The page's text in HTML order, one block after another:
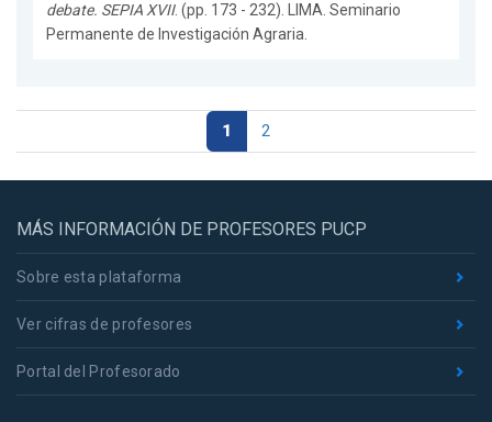
debate. SEPIA XVII. (pp. 173 - 232). LIMA. Seminario
Permanente de Investigación Agraria.
1 2
MÁS INFORMACIÓN DE PROFESORES PUCP
Sobre esta plataforma
Ver cifras de profesores
Portal del Profesorado